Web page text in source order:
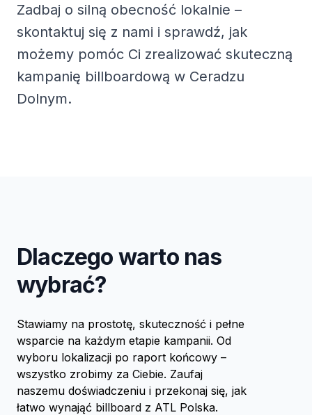
Zadbaj o silną obecność lokalnie –
skontaktuj się z nami i sprawdź, jak
możemy pomóc Ci zrealizować skuteczną
kampanię billboardową w Ceradzu
Dolnym.
Dlaczego warto nas
wybrać?
Stawiamy na prostotę, skuteczność i pełne
wsparcie na każdym etapie kampanii. Od
wyboru lokalizacji po raport końcowy –
wszystko zrobimy za Ciebie. Zaufaj
naszemu doświadczeniu i przekonaj się, jak
łatwo wynająć billboard z ATL Polska.